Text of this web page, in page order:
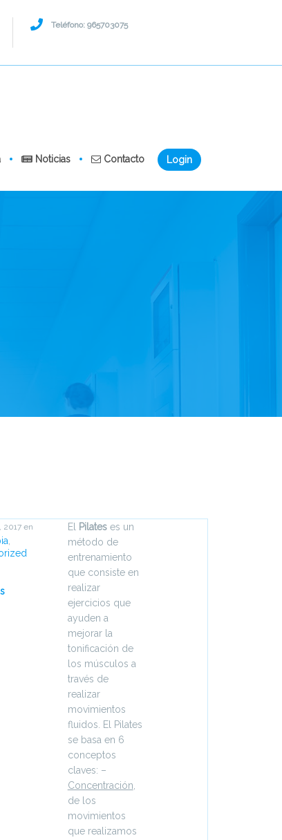
Teléfono: 965703075
Noticias Contacto Login
2017 en El Pilateses un
método de
entrenamiento
que consiste en
realizar
ejercicios que
ayuden a
mejorar la
tonificación de
los músculos a
través de
realizar
movimientos
fluidos. El Pilates
se basa en 6
conceptos
claves: –
Concentración
de los
movimientos
que realizamos